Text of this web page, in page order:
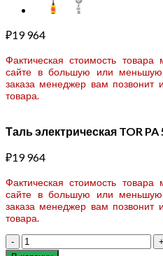
₽19 964
Фактическая стоимость
сайте в большую или
заказа менеджер вам позвонит
товара.
Таль электрическая TOR
₽19 964
Фактическая стоимость
сайте в большую или
заказа менеджер вам позвонит
товара.
Количество